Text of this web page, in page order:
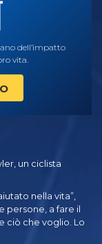
dell’impatto
vita.
un ciclista
nella vita”,
persone, a fare il
ciò che voglio. Lo